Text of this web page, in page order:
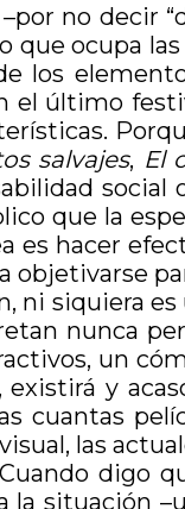
no decir
ocupa
los
el último
salvajes, El
social
que la
hacer
objetivarse
ni siquiera
nunca
un
y
cuantas
las
digo
situación